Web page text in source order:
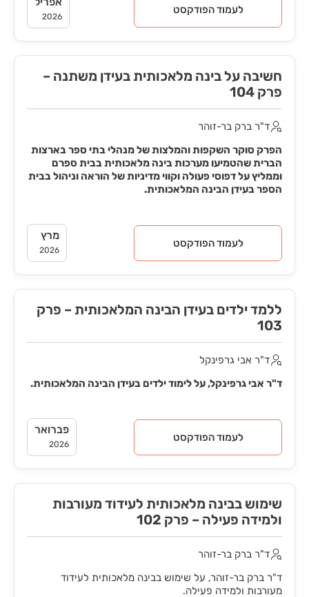
לעמוד הפודקסט
2026
חשיבה על בינה מלאכותית בעידן משתנה –
פרק 104
ד"ר ברק בר-זוהר
הפרק סוקר השקפות והמלצות של מנהלי בתי ספר בארצות
הברית שהטמיעו מערכות בינה מלאכותית בבית ספרם
וממליץ על דפוסי פעולה וקווי מדיניות של הוראה וניהול בבית
הספר בעידן הבינה המלאכותית.
לעמוד הפודקסט
מרץ
2026
ללמד ילדים בעידן הבינה המלאכותית – פרק
103
ד"ר אבי גרפינקל
ד"ר אבי גרפינקל, על לימוד ילדים בעידן הבינה המלאכותית.
לעמוד הפודקסט
פברואר
2026
שימוש בבינה מלאכותית לעידוד מעורבות
ולמידה פעילה – פרק 102
ד"ר ברק בר-זוהר
ד"ר ברק בר-זוהר, על שימוש בבינה מלאכותית לעידוד
מעורבות ולמידה פעילה.